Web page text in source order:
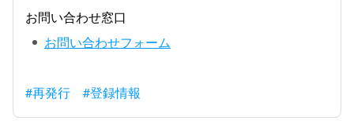
お問い合わせ窓口
お問い合わせフォーム
#再発行 #登録情報